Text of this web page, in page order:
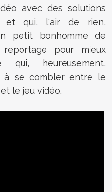
avec des solutions
et qui, l'air de rien,
petit bonhomme de
pour mieux
heureusement,
à se combler entre le
le jeu vidéo.